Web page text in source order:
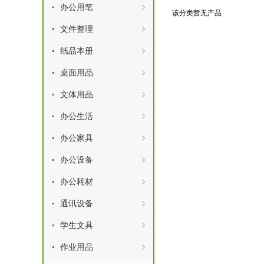
办公用笔
文件整理
纸品本册
桌面用品
文体用品
办公生活
办公家具
办公设备
办公耗材
通讯设备
学生文具
作业用品
该分类暂无产品